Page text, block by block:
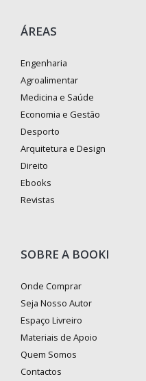
ÁREAS
Engenharia
Agroalimentar
Medicina e Saúde
Economia e Gestão
Desporto
Arquitetura e Design
Direito
Ebooks
Revistas
SOBRE A BOOKI
Onde Comprar
Seja Nosso Autor
Espaço Livreiro
Materiais de Apoio
Quem Somos
Contactos